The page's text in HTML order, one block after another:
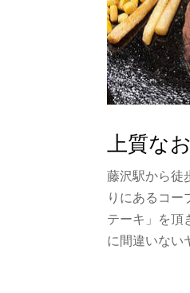
上質な
藤沢駅から徒
りにあるコ
テーキ」を頂
に間違いない